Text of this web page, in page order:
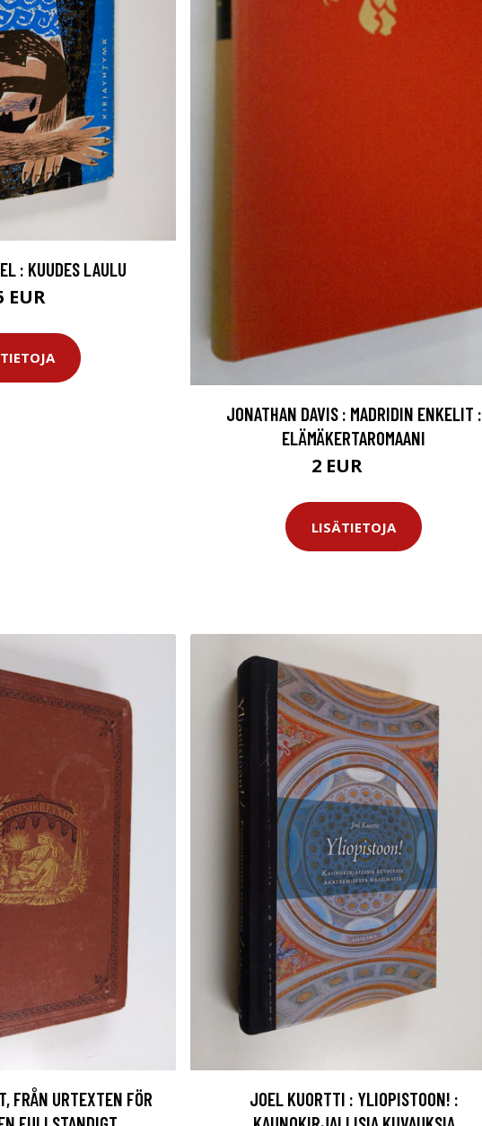
: KUUDES LAULU
EUR
JONATHAN DAVIS : MADRIDIN ENKELIT :
ELÄMÄKERTAROMAANI
2 EUR
LISÄTIETOJA
FRÅN URTEXTEN FÖR
JOEL KUORTTI : YLIOPISTOON! :